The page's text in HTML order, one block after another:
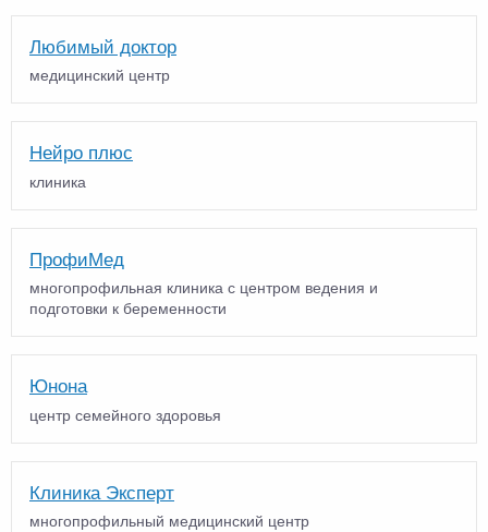
Любимый доктор
медицинский центр
Нейро плюс
клиника
ПрофиМед
многопрофильная клиника с центром ведения и
подготовки к беременности
Юнона
центр семейного здоровья
Клиника Эксперт
многопрофильный медицинский центр